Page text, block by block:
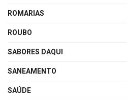
ROMARIAS
ROUBO
SABORES DAQUI
SANEAMENTO
SAÚDE